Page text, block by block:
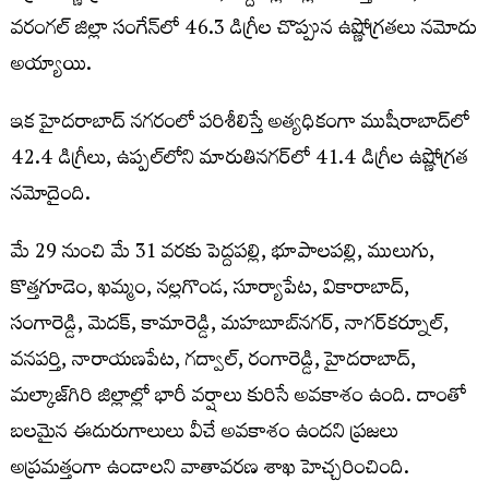
వ‌రంగ‌ల్ జిల్లా సంగేన్‌లో 46.3 డిగ్రీల చొప్పున ఉష్ణోగ్ర‌త‌లు న‌మోదు
అయ్యాయి.
ఇక హైద‌రాబాద్ న‌గ‌రంలో ప‌రిశీలిస్తే అత్య‌ధికంగా ముషీరాబాద్‌లో
42.4 డిగ్రీలు, ఉప్ప‌ల్‌లోని మారుతిన‌గ‌ర్‌లో 41.4 డిగ్రీల ఉష్ణోగ్ర‌త
న‌మోదైంది.
మే 29 నుంచి మే 31 వ‌ర‌కు పెద్ద‌ప‌ల్లి, భూపాల‌ప‌ల్లి, ములుగు,
కొత్త‌గూడెం, ఖ‌మ్మం, న‌ల్ల‌గొండ‌, సూర్యాపేట‌, వికారాబాద్,
సంగారెడ్డి, మెద‌క్, కామారెడ్డి, మ‌హ‌బూబ్‌న‌గ‌ర్, నాగ‌ర్‌క‌ర్నూల్,
వ‌న‌ప‌ర్తి, నారాయ‌ణ‌పేట‌, గ‌ద్వాల్, రంగారెడ్డి, హైద‌రాబాద్,
మ‌ల్కాజ్‌గిరి జిల్లాల్లో భారీ వ‌ర్షాలు కురిసే అవ‌కాశం ఉంది. దాంతో
బ‌ల‌మైన ఈదురుగాలులు వీచే అవ‌కాశం ఉంద‌ని ప్ర‌జ‌లు
అప్ర‌మ‌త్తంగా ఉండాల‌ని వాతావ‌ర‌ణ శాఖ హెచ్చ‌రించింది.